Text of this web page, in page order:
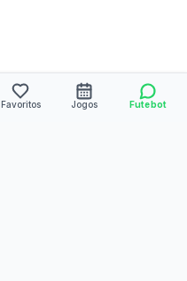
Favoritos Jogos Futebot